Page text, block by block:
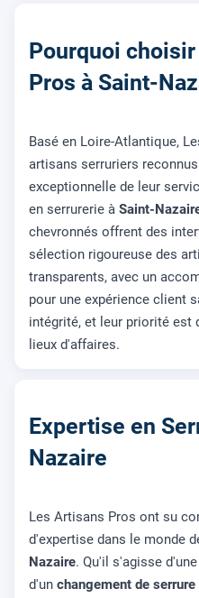
Pourquoi
Pros à Saint-
Basé en Loire-Atlantique,
artisans serruriers
exceptionnelle de leur
en serrurerie à Saint-
chevronnés offrent des
sélection rigoureuse des
transparents, avec un
pour une expérience client
intégrité, et leur priorité est
lieux d'affaires.
Expertise en
Nazaire
Les Artisans Pros ont su
d'expertise dans le monde
Nazaire. Qu'il s'agisse d'une
d'un changement de serrure